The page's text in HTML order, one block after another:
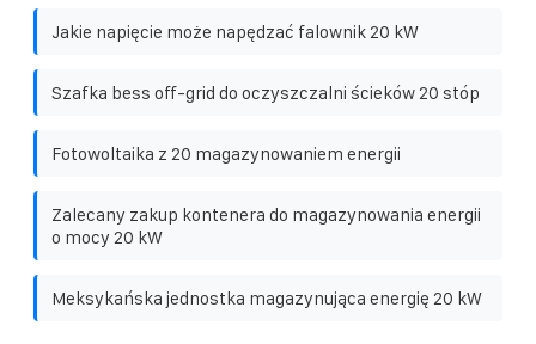
Jakie napięcie może napędzać falownik 20 kW
Szafka bess off-grid do oczyszczalni ścieków 20 stóp
Fotowoltaika z 20 magazynowaniem energii
Zalecany zakup kontenera do magazynowania energii
o mocy 20 kW
Meksykańska jednostka magazynująca energię 20 kW